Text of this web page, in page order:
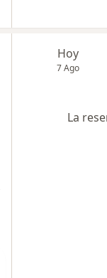
Hoy
7 Ago
La